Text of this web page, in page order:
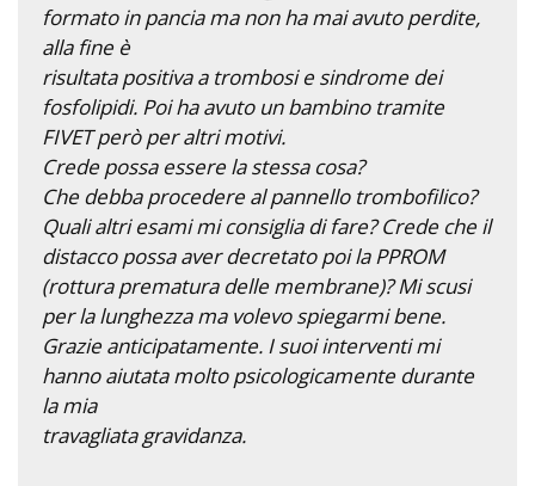
formato in pancia ma non ha mai avuto perdite,
alla fine è
risultata positiva a trombosi e sindrome dei
fosfolipidi. Poi ha avuto un bambino tramite
FIVET però per altri motivi.
Crede possa essere la stessa cosa?
Che debba procedere al pannello trombofilico?
Quali altri esami mi consiglia di fare? Crede che il
distacco possa aver decretato poi la PPROM
(rottura prematura delle membrane)? Mi scusi
per la lunghezza ma volevo spiegarmi bene.
Grazie anticipatamente. I suoi interventi mi
hanno aiutata molto psicologicamente durante
la mia
travagliata gravidanza.